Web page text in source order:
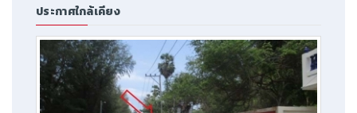
ประกาศใกล้เคียง